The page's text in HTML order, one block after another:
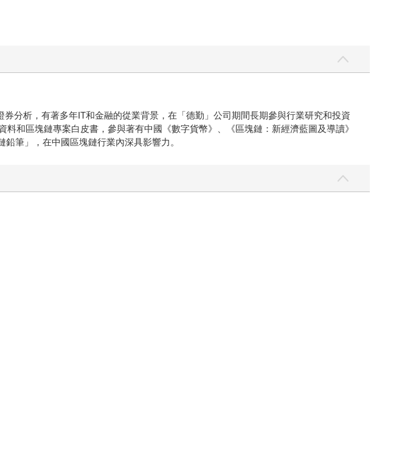
分析，有著多年IT和金融的從業背景，在「德勤」公司期間長期參與行業研究和投資
和區塊鏈專案白皮書，參與著有中國《數字貨幣》、《區塊鏈：新經濟藍圖及導讀》
筆」，在中國區塊鏈行業內深具影響力。